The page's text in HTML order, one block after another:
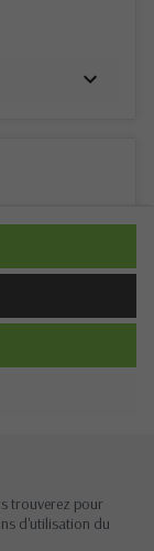
trouverez pour
d'utilisation du